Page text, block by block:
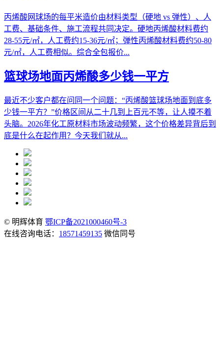
丙烯酸网球场的每平米造价由材料类型（硬地 vs 弹性）、人
工费、基础条件、施工流程共同决定。硬地丙烯酸材料费约
28-55元/㎡，人工费约15-36元/㎡；弹性丙烯酸材料费约50-80
元/㎡，人工费相似。综合全包报价...
篮球场地面丙烯酸多少钱一平方
最近不少客户都在问同一个问题：“丙烯酸篮球场地面到底多
少钱一平方？”价格区间从二十几到上百元不等，让人摸不着
头脑。2026年化工原材料市场波动频繁，这个价格差异背后到
底是什么在起作用？今天我们就从...
© 明辉体育 鄂ICP备2021000460号-3
在线咨询电话： 18571459135 微信同号